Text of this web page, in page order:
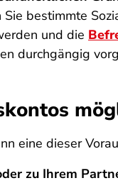
bestimmte
und die
durchgängig
eine dieser
zu Ihrem